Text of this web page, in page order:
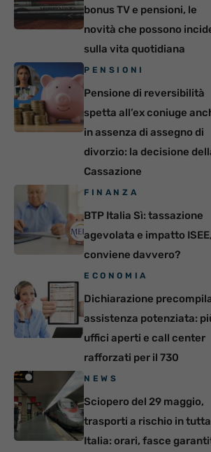
bonus TV e pensioni, le
novità che possono
sulla vita quotidiana
PENSIONI
Pensione di reversibilità
spetta all’ex coniuge
in assenza di assegno di
divorzio: la decisione
Cassazione
FINANZA
BTP Italia Sì: tassazione
agevolata e impatto ISEE,
conviene davvero?
ECONOMIA
Dichiarazione
assistenza potenziata:
uffici aperti e call center
rafforzati per il 730
NEWS
Sciopero del 29 maggio,
trasporti a rischio in tutta
Italia: orari, fasce